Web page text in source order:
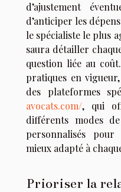
d’ajustement
d’anticiper les
le spécialiste le plus
saura détailler
question liée au
pratiques en
des plateformes
avocats.com/, qui
différents modes
personnalisés
mieux adapté à
Prioriser la